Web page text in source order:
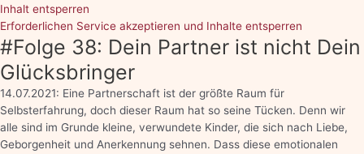
Inhalt entsperren
Erforderlichen Service akzeptieren und Inhalte entsperren
#Folge 38: Dein Partner ist nicht Dein
Glücksbringer
14.07.2021: Eine Partnerschaft ist der größte Raum für
Selbsterfahrung, doch dieser Raum hat so seine Tücken. Denn wir
alle sind im Grunde kleine, verwundete Kinder, die sich nach Liebe,
Geborgenheit und Anerkennung sehnen. Dass diese emotionalen